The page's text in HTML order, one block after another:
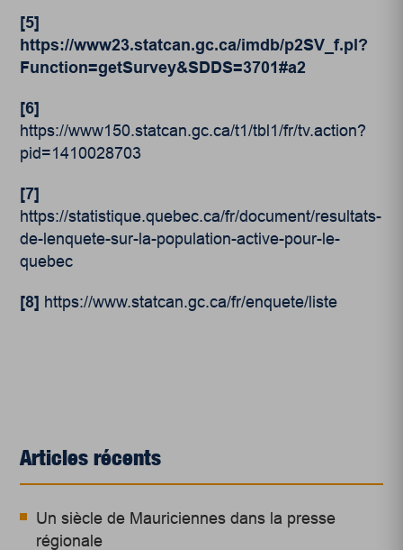
[5]
https://www23.statcan.gc.ca/imdb/p2SV_f.pl?
Function=getSurvey&SDDS=3701#a2
[6]
https://www150.statcan.gc.ca/t1/tbl1/fr/tv.action?
pid=1410028703
[7]
https://statistique.quebec.ca/fr/document/resultats-
de-lenquete-sur-la-population-active-pour-le-
quebec
[8] https://www.statcan.gc.ca/fr/enquete/liste
Articles récents
Un siècle de Mauriciennes dans la presse
régionale